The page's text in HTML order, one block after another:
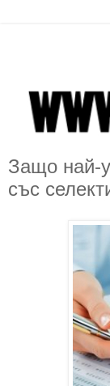
Защо най-
със